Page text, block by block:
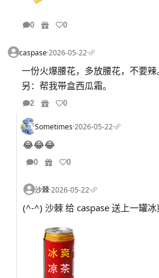
0 0
caspase·2026-05-22·
一份火爆腰花，多放腰花，不要辣
另：帮我带盒西瓜霜。
2 0
Sometimes·2026-05-22·
😂😂😂
0 0
沙棘·2026-05-22·
(^-^) 沙棘 给 caspase 送上一罐冰